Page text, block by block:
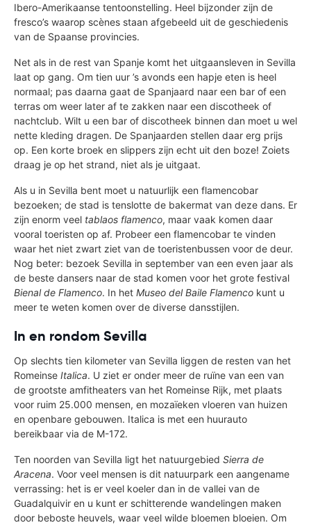
Ibero-Amerikaanse tentoonstelling. Heel bijzonder zijn de
fresco’s waarop scènes staan afgebeeld uit de geschiedenis
van de Spaanse provincies.
Net als in de rest van Spanje komt het uitgaansleven in Sevilla
laat op gang. Om tien uur ’s avonds een hapje eten is heel
normaal; pas daarna gaat de Spanjaard naar een bar of een
terras om weer later af te zakken naar een discotheek of
nachtclub. Wilt u een bar of discotheek binnen dan moet u wel
nette kleding dragen. De Spanjaarden stellen daar erg prijs
op. Een korte broek en slippers zijn echt uit den boze! Zoiets
draag je op het strand, niet als je uitgaat.
Als u in Sevilla bent moet u natuurlijk een flamencobar
bezoeken; de stad is tenslotte de bakermat van deze dans. Er
zijn enorm veel tablaos flamenco, maar vaak komen daar
vooral toeristen op af. Probeer een flamencobar te vinden
waar het niet zwart ziet van de toeristenbussen voor de deur.
Nog beter: bezoek Sevilla in september van een even jaar als
de beste dansers naar de stad komen voor het grote festival
Bienal de Flamenco. In het Museo del Baile Flamenco kunt u
meer te weten komen over de diverse dansstijlen.
In en rondom Sevilla
Op slechts tien kilometer van Sevilla liggen de resten van het
Romeinse Italica. U ziet er onder meer de ruïne van een van
de grootste amfitheaters van het Romeinse Rijk, met plaats
voor ruim 25.000 mensen, en mozaïeken vloeren van huizen
en openbare gebouwen. Italica is met een huurauto
bereikbaar via de M-172.
Ten noorden van Sevilla ligt het natuurgebied Sierra de
Aracena. Voor veel mensen is dit natuurpark een aangename
verrassing: het is er veel koeler dan in de vallei van de
Guadalquivir en u kunt er schitterende wandelingen maken
door beboste heuvels, waar veel wilde bloemen bloeien. Om